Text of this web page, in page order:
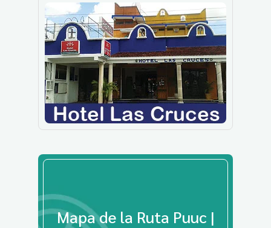
Mapa de la Ruta Puuc |